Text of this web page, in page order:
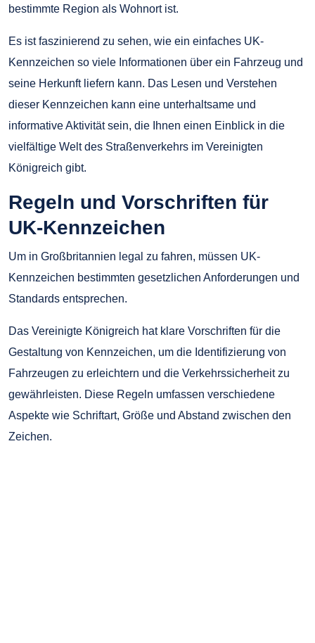
bestimmte Region als Wohnort ist.
Es ist faszinierend zu sehen, wie ein einfaches UK-
Kennzeichen so viele Informationen über ein Fahrzeug und
seine Herkunft liefern kann. Das Lesen und Verstehen
dieser Kennzeichen kann eine unterhaltsame und
informative Aktivität sein, die Ihnen einen Einblick in die
vielfältige Welt des Straßenverkehrs im Vereinigten
Königreich gibt.
Regeln und Vorschriften für
UK-Kennzeichen
Um in Großbritannien legal zu fahren, müssen UK-
Kennzeichen bestimmten gesetzlichen Anforderungen und
Standards entsprechen.
Das Vereinigte Königreich hat klare Vorschriften für die
Gestaltung von Kennzeichen, um die Identifizierung von
Fahrzeugen zu erleichtern und die Verkehrssicherheit zu
gewährleisten. Diese Regeln umfassen verschiedene
Aspekte wie Schriftart, Größe und Abstand zwischen den
Zeichen.